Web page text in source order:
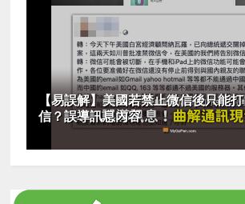
【易誤解】美國若禁止微信後只能
信？誤導訊息內容